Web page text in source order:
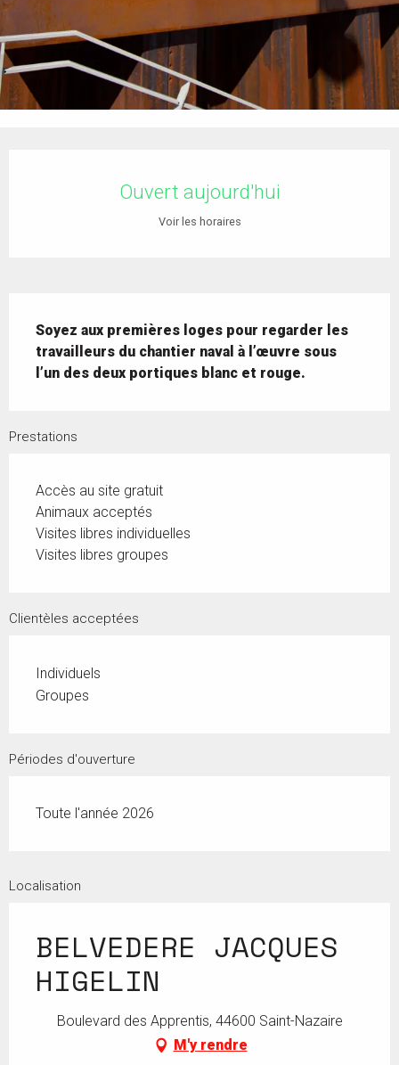
Ouvert aujourd'hui
Voir les horaires
Soyez aux premières loges pour regarder les
travailleurs du chantier naval à l’œuvre sous
l’un des deux portiques blanc et rouge.
Prestations
Accès au site gratuit
Animaux acceptés
Visites libres individuelles
Visites libres groupes
Clientèles acceptées
Individuels
Groupes
Périodes d'ouverture
Toute l'année 2026
Localisation
BELVEDERE JACQUES
HIGELIN
Boulevard des Apprentis, 44600 Saint-Nazaire
M'y rendre